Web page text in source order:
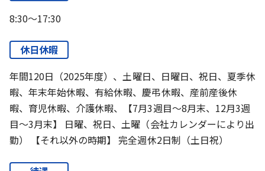
8:30～17:30
休日休暇
年間120日（2025年度）、土曜日、日曜日、祝日、夏季休
暇、年末年始休暇、有給休暇、慶弔休暇、産前産後休
暇、育児休暇、介護休暇、【7月3週目～8月末、12月3週
目～3月末】 日曜、祝日、土曜（会社カレンダーにより出
勤） 【それ以外の時期】 完全週休2日制（土日祝）